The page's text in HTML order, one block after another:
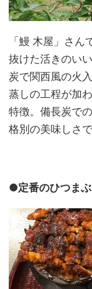
「鰻 木屋」さ
抜けた活きのい
炭で関西風の火
蒸しの工程が加
特徴。備長炭で
格別の美味しさで
●定番のひつま